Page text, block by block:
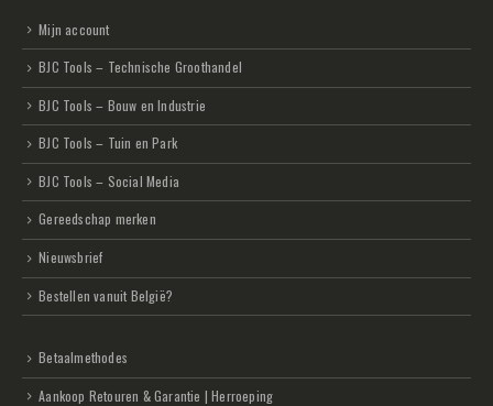
Mijn account
BJC Tools – Technische Groothandel
BJC Tools – Bouw en Industrie
BJC Tools – Tuin en Park
BJC Tools – Social Media
Gereedschap merken
Nieuwsbrief
Bestellen vanuit België?
Betaalmethodes
Aankoop Retouren & Garantie | Herroeping